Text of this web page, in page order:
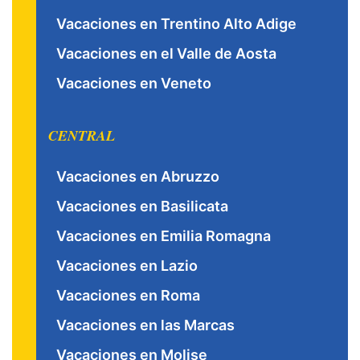
Vacaciones en Trentino Alto Adige
Vacaciones en el Valle de Aosta
Vacaciones en Veneto
CENTRAL
Vacaciones en Abruzzo
Vacaciones en Basilicata
Vacaciones en Emilia Romagna
Vacaciones en Lazio
Vacaciones en Roma
Vacaciones en las Marcas
Vacaciones en Molise